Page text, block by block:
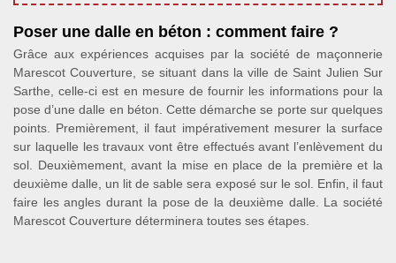
Poser une dalle en béton : comment faire ?
Grâce aux expériences acquises par la société de maçonnerie
Marescot Couverture, se situant dans la ville de Saint Julien Sur
Sarthe, celle-ci est en mesure de fournir les informations pour la
pose d’une dalle en béton. Cette démarche se porte sur quelques
points. Premièrement, il faut impérativement mesurer la surface
sur laquelle les travaux vont être effectués avant l’enlèvement du
sol. Deuxièmement, avant la mise en place de la première et la
deuxième dalle, un lit de sable sera exposé sur le sol. Enfin, il faut
faire les angles durant la pose de la deuxième dalle. La société
Marescot Couverture déterminera toutes ses étapes.